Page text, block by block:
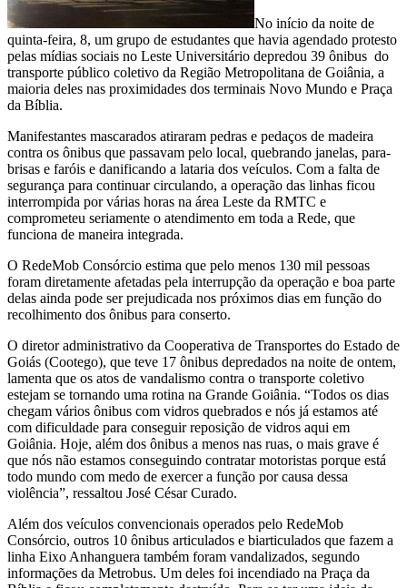
No início da noite de
quinta-feira, 8, um grupo de estudantes que havia agendado protesto
pelas mídias sociais no Leste Universitário depredou 39 ônibus do
transporte público coletivo da Região Metropolitana de Goiânia, a
maioria deles nas proximidades dos terminais Novo Mundo e Praça
da Bíblia.
Manifestantes mascarados atiraram pedras e pedaços de madeira
contra os ônibus que passavam pelo local, quebrando janelas, para-
brisas e faróis e danificando a lataria dos veículos. Com a falta de
segurança para continuar circulando, a operação das linhas ficou
interrompida por várias horas na área Leste da RMTC e
comprometeu seriamente o atendimento em toda a Rede, que
funciona de maneira integrada.
O RedeMob Consórcio estima que pelo menos 130 mil pessoas
foram diretamente afetadas pela interrupção da operação e boa parte
delas ainda pode ser prejudicada nos próximos dias em função do
recolhimento dos ônibus para conserto.
O diretor administrativo da Cooperativa de Transportes do Estado de
Goiás (Cootego), que teve 17 ônibus depredados na noite de ontem,
lamenta que os atos de vandalismo contra o transporte coletivo
estejam se tornando uma rotina na Grande Goiânia. “Todos os dias
chegam vários ônibus com vidros quebrados e nós já estamos até
com dificuldade para conseguir reposição de vidros aqui em
Goiânia. Hoje, além dos ônibus a menos nas ruas, o mais grave é
que nós não estamos conseguindo contratar motoristas porque está
todo mundo com medo de exercer a função por causa dessa
violência”, ressaltou José César Curado.
Além dos veículos convencionais operados pelo RedeMob
Consórcio, outros 10 ônibus articulados e biarticulados que fazem a
linha Eixo Anhanguera também foram vandalizados, segundo
informações da Metrobus. Um deles foi incendiado na Praça da